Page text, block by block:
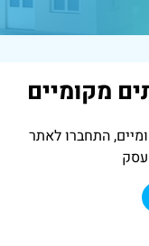
מקומיים
התחברו לאתר